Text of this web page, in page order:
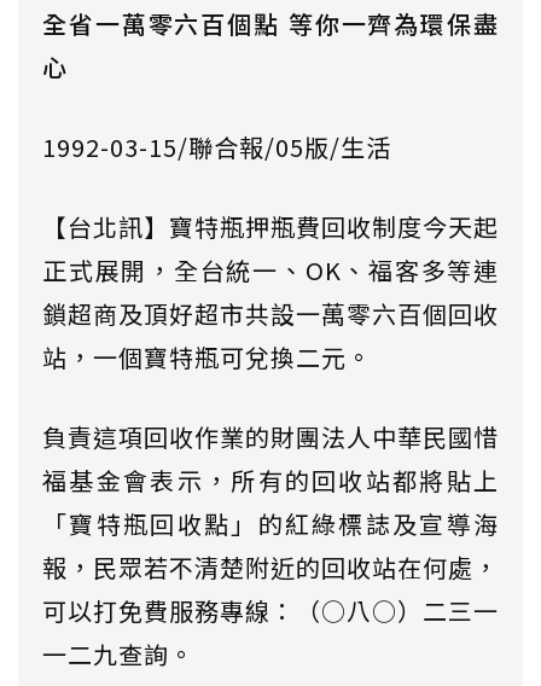
全省一萬零六百個點 等你一齊為環保盡
心
1992-03-15/聯合報/05版/生活
【台北訊】寶特瓶押瓶費回收制度今天起
正式展開，全台統一、OK、福客多等連
鎖超商及頂好超市共設一萬零六百個回收
站，一個寶特瓶可兌換二元。
負責這項回收作業的財團法人中華民國惜
福基金會表示，所有的回收站都將貼上
「寶特瓶回收點」的紅綠標誌及宣導海
報，民眾若不清楚附近的回收站在何處，
可以打免費服務專線：（○八○）二三一
一二九查詢。